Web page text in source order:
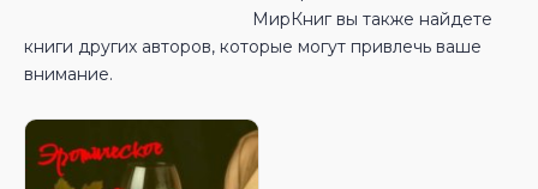
МирКниг вы также найдете
книги других авторов, которые могут привлечь ваше
внимание.